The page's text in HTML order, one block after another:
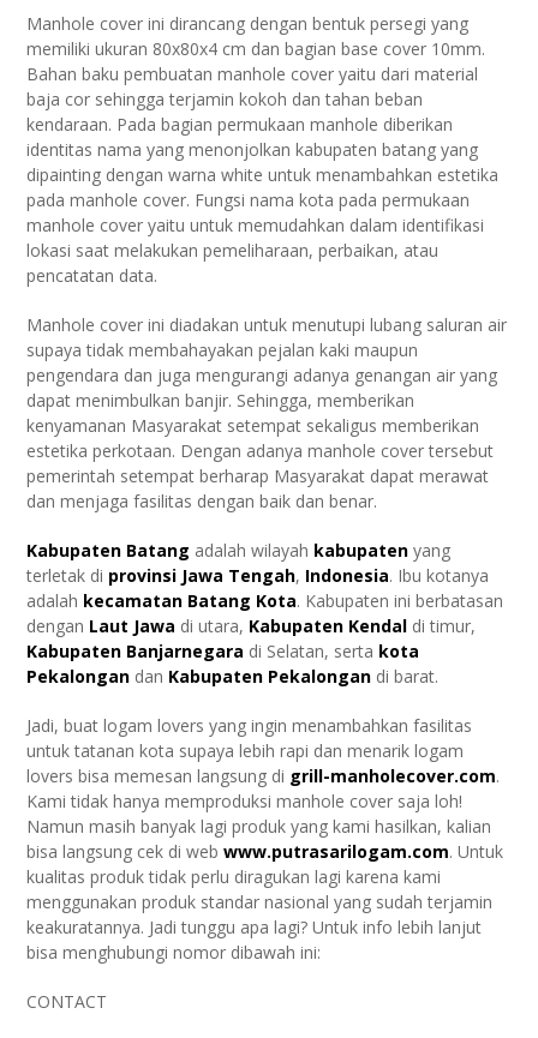
Manhole cover ini dirancang dengan bentuk persegi yang
memiliki ukuran 80x80x4 cm dan bagian base cover 10mm.
Bahan baku pembuatan manhole cover yaitu dari material
baja cor sehingga terjamin kokoh dan tahan beban
kendaraan. Pada bagian permukaan manhole diberikan
identitas nama yang menonjolkan kabupaten batang yang
dipainting dengan warna white untuk menambahkan estetika
pada manhole cover. Fungsi nama kota pada permukaan
manhole cover yaitu untuk memudahkan dalam identifikasi
lokasi saat melakukan pemeliharaan, perbaikan, atau
pencatatan data.
Manhole cover ini diadakan untuk menutupi lubang saluran air
supaya tidak membahayakan pejalan kaki maupun
pengendara dan juga mengurangi adanya genangan air yang
dapat menimbulkan banjir. Sehingga, memberikan
kenyamanan Masyarakat setempat sekaligus memberikan
estetika perkotaan. Dengan adanya manhole cover tersebut
pemerintah setempat berharap Masyarakat dapat merawat
dan menjaga fasilitas dengan baik dan benar.
Kabupaten Batang adalah wilayah kabupaten yang
terletak di provinsi Jawa Tengah, Indonesia. Ibu kotanya
adalah kecamatan Batang Kota. Kabupaten ini berbatasan
dengan Laut Jawa di utara, Kabupaten Kendal di timur,
Kabupaten Banjarnegara di Selatan, serta kota
Pekalongan dan Kabupaten Pekalongan di barat.
Jadi, buat logam lovers yang ingin menambahkan fasilitas
untuk tatanan kota supaya lebih rapi dan menarik logam
lovers bisa memesan langsung di grill-manholecover.com.
Kami tidak hanya memproduksi manhole cover saja loh!
Namun masih banyak lagi produk yang kami hasilkan, kalian
bisa langsung cek di webwww.putrasarilogam.com. Untuk
kualitas produk tidak perlu diragukan lagi karena kami
menggunakan produk standar nasional yang sudah terjamin
keakuratannya. Jadi tunggu apa lagi? Untuk info lebih lanjut
bisa menghubungi nomor dibawah ini:
CONTACT